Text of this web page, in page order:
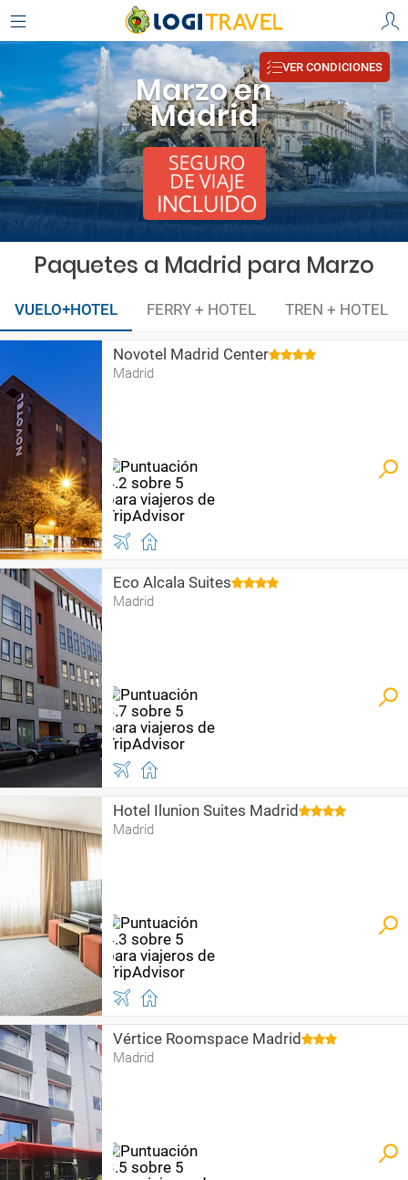
Marzo en
Madrid
VER CONDICIONES
Paquetes a Madrid para Marzo
VUELO+HOTEL FERRY + HOTEL TREN + HOTEL
Novotel Madrid Center
Madrid
Eco Alcala Suites
Madrid
Hotel Ilunion Suites Madrid
Madrid
Vértice Roomspace Madrid
Madrid